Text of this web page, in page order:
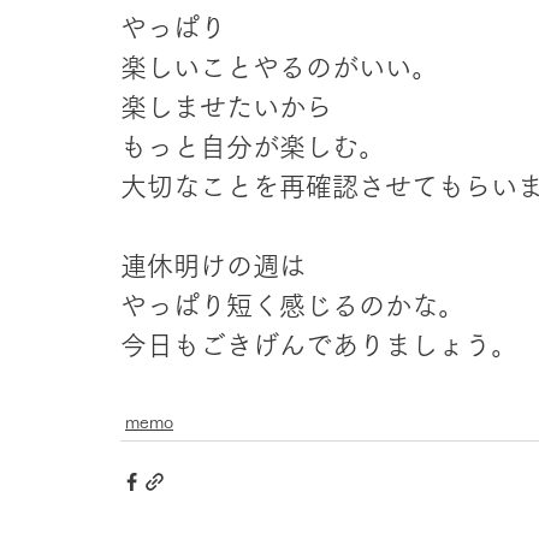
やっぱり
楽しいことやるのがいい。
楽しませたいから
もっと自分が楽しむ。
大切なことを再確認させてもらい
連休明けの週は
やっぱり短く感じるのかな。
今日もごきげんでありましょう。
memo